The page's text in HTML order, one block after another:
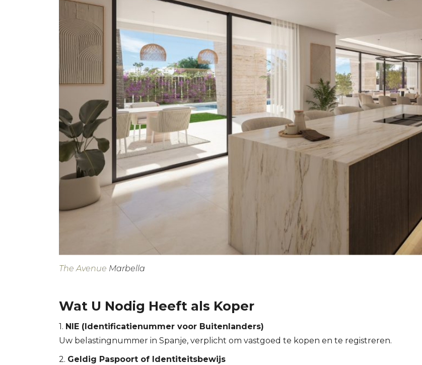
The Avenue Marbella
Wat U Nodig Heeft als Koper
1. NIE (Identificatienummer voor Buitenlanders)
Uw belastingnummer in Spanje, verplicht om vastgoed te kopen en te registreren.
2. Geldig Paspoort of Identiteitsbewijs